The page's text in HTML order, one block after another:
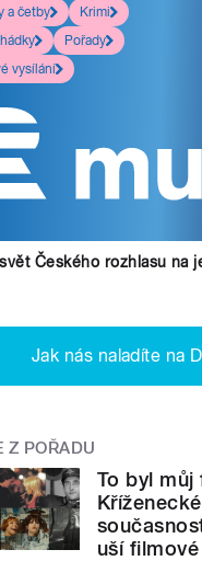
a četby
Krimi
Pořady
vysílání
Českého rozhlasu na
Jak nás naladíte na
Z POŘADU
To byl můj
uší